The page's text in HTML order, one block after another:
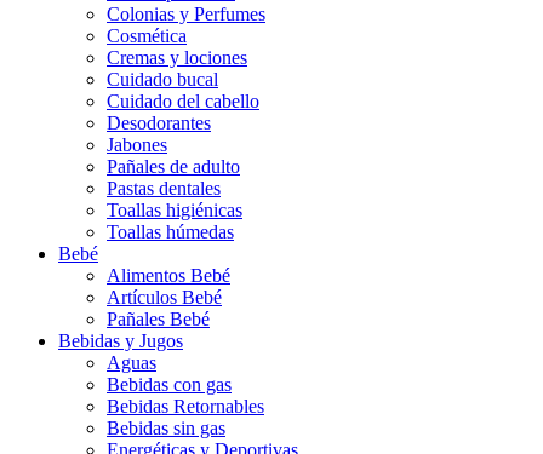
Colonias y Perfumes
Cosmética
Cremas y lociones
Cuidado bucal
Cuidado del cabello
Desodorantes
Jabones
Pañales de adulto
Pastas dentales
Toallas higiénicas
Toallas húmedas
Bebé
Alimentos Bebé
Artículos Bebé
Pañales Bebé
Bebidas y Jugos
Aguas
Bebidas con gas
Bebidas Retornables
Bebidas sin gas
Energéticas y Deportivas